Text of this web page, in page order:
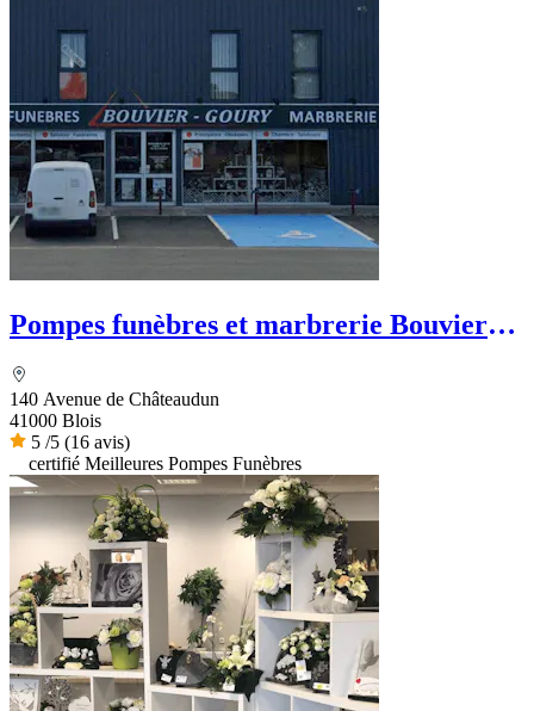
Pompes funèbres et marbrerie Bouvier
140 Avenue de Châteaudun
41000 Blois
5 /5 (16 avis)
certifié Meilleures Pompes Funèbres